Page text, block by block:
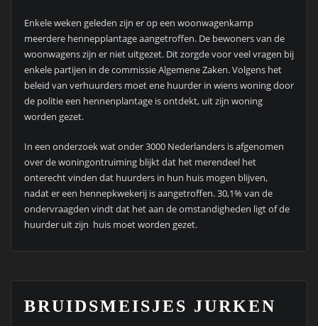
Enkele weken geleden zijn er op een woonwagenkamp
meerdere hennepplantage aangetroffen. De bewoners van de
woonwagens zijn er niet uitgezet. Dit zorgde voor veel vragen bij
enkele partijen in de commissie Algemene Zaken. Volgens het
beleid van verhuurders moet ene huurder in wiens woning door
de politie een hennenplantage is ontdekt, uit zijn woning
worden gezet.
In een onderzoek wat onder 3000 Nederlanders is afgenomen
over de woningontruiming blijkt dat het merendeel het
onterecht vinden dat huurders in hun huis mogen blijven,
nadat er een hennepkwekerij is aangetroffen. 30,1% van de
ondervraagden vindt dat het aan de omstandigheden ligt of de
huurder uit zijn huis moet worden gezet.
BRUIDSMEISJES JURKEN